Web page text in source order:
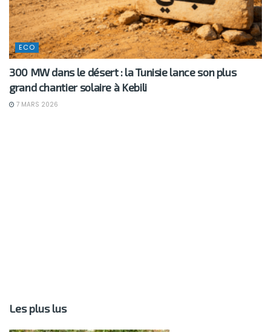
ECO
300 MW dans le désert : la Tunisie lance son plus
grand chantier solaire à Kebili
7 MARS 2026
Les plus lus